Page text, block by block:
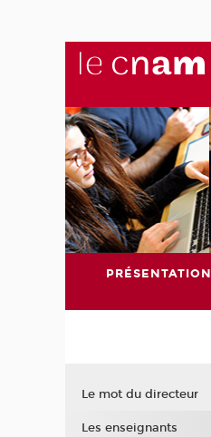
PRÉSENTATION
Le mot du directeur
Les enseignants